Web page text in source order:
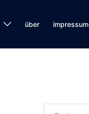
über impressum